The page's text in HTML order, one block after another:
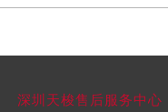
深圳天梭售后服务中心